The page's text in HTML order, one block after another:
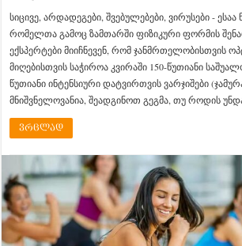
სიცივე, არდადეგები, შვებულებები, ვირუსები - ესაა
რომელთა გამოც ზამთარში ფიზიკური ფორმის
ექსპერტები მიიჩნევენ, რომ ჯანმრთელობისთვის
მიღებისთვის საჭიროა კვირაში 150-წუთიანი
წუთიანი ინტენსიური დატვირთვის ვარჯიშები
მნიშვნელოვანია, შეადგინოთ გეგმა, თუ როდის
ვრცლად